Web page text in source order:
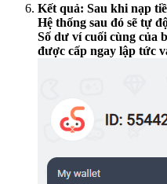
Kết quả: Sau khi nạp
Hệ thống sau đó sẽ tự
Số dư ví cuối cùng của
được cấp ngay lập tức